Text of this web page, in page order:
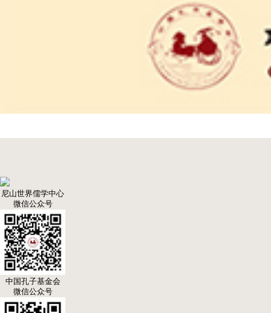
尼山世界儒学中心
微信公众号
中国孔子基金会
微信公众号